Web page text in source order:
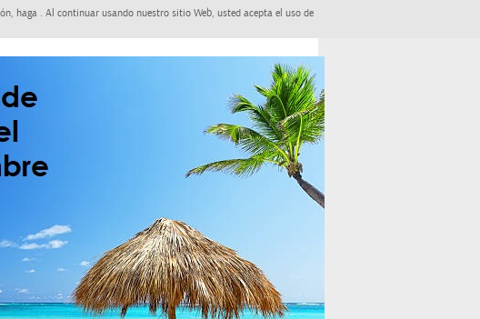
haga . Al continuar usando nuestro sitio Web, usted acepta el uso de